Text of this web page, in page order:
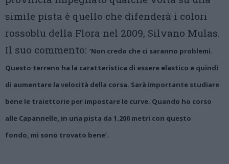
simile pista è quello che difenderà i colori
rossoblu della Flora nel 2009, Silvano Mulas.
Il suo commento: ‘Non credo che ci saranno problemi.
Questo terreno ha la caratteristica di essere elastico e quindi
di aumentare la velocità della corsa. Sarà importante studiare
bene le traiettorie per impostare le curve. Quando ho corso
alle Capannelle, in una pista da 1.200 metri con questo
fondo, mi sono trovato bene’.